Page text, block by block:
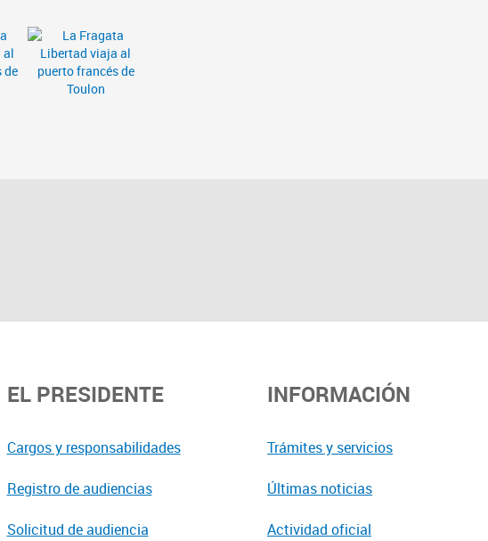
EL PRESIDENTE
Cargos y responsabilidades
Registro de audiencias
Solicitud de audiencia
INFORMACIÓN
Trámites y servicios
Últimas noticias
Actividad oficial